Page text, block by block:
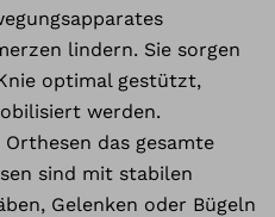
lindern. Sie sorgen
optimal gestützt,
werden.
das gesamte
sind mit stabilen
Gelenken oder Bügeln